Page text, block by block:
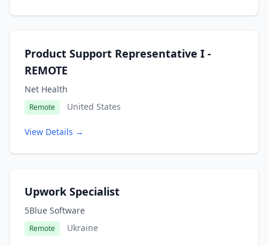
Product Support Representative I -
REMOTE
Net Health
Remote United States
View Details →
Upwork Specialist
5Blue Software
Remote Ukraine